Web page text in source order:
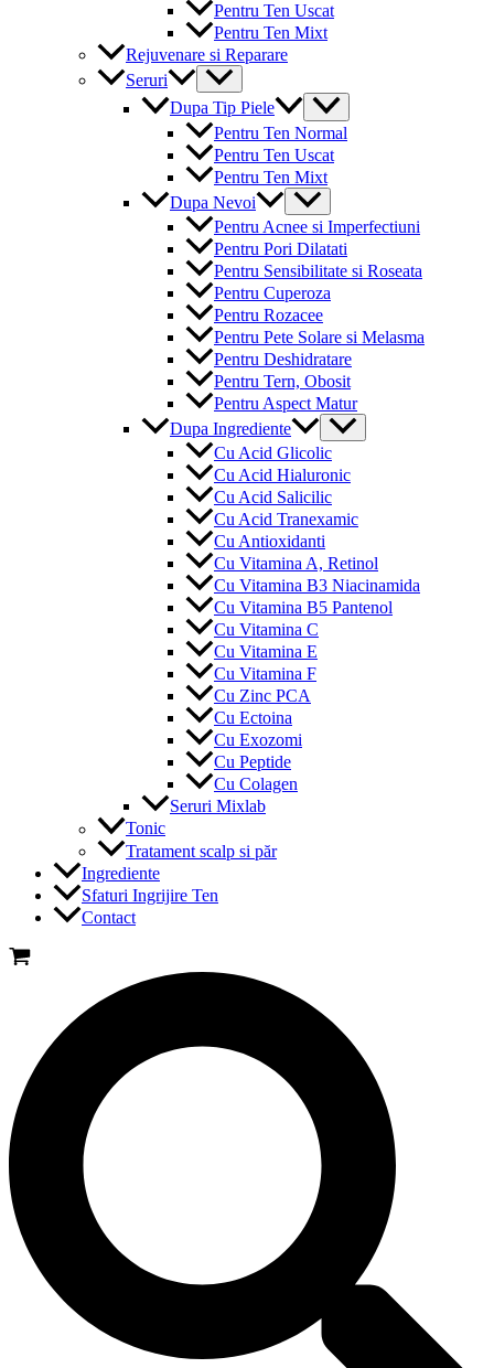
Pentru Ten Uscat
Pentru Ten Mixt
Rejuvenare si Reparare
Seruri
Menu
Toggle
Dupa Tip Piele
Menu
Toggle
Pentru Ten Normal
Pentru Ten Uscat
Pentru Ten Mixt
Dupa Nevoi
Menu
Toggle
Pentru Acnee si Imperfectiuni
Pentru Pori Dilatati
Pentru Sensibilitate si Roseata
Pentru Cuperoza
Pentru Rozacee
Pentru Pete Solare si Melasma
Pentru Deshidratare
Pentru Tern, Obosit
Pentru Aspect Matur
Dupa Ingrediente
Menu
Toggle
Cu Acid Glicolic
Cu Acid Hialuronic
Cu Acid Salicilic
Cu Acid Tranexamic
Cu Antioxidanti
Cu Vitamina A, Retinol
Cu Vitamina B3 Niacinamida
Cu Vitamina B5 Pantenol
Cu Vitamina C
Cu Vitamina E
Cu Vitamina F
Cu Zinc PCA
Cu Ectoina
Cu Exozomi
Cu Peptide
Cu Colagen
Seruri Mixlab
Tonic
Tratament scalp si păr
Ingrediente
Sfaturi Ingrijire Ten
Contact